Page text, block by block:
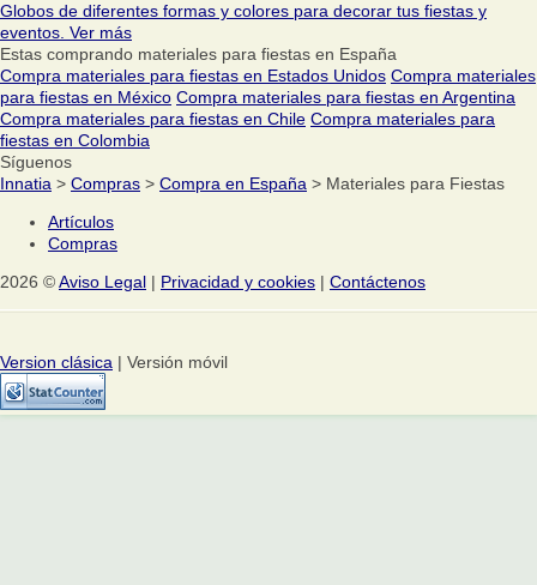
Globos de diferentes formas y colores para decorar tus fiestas y
eventos. Ver más
Estas comprando materiales para fiestas en España
Compra materiales para fiestas en Estados Unidos Compra materiales
para fiestas en México Compra materiales para fiestas en Argentina
Compra materiales para fiestas en Chile Compra materiales para
fiestas en Colombia
Síguenos
Innatia > Compras > Compra en España > Materiales para Fiestas
Artículos
Compras
2026 ©Aviso Legal | Privacidad y cookies | Contáctenos
Version clásica | Versión móvil